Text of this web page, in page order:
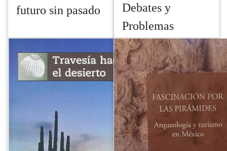
futuro sin pasado
Debates y
Problemas